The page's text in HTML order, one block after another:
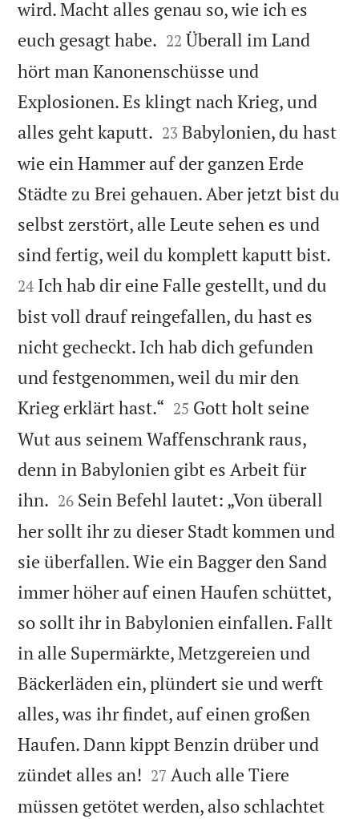
wird. Macht alles genau so, wie ich es
euch gesagt habe. 

22 Überall im Land
hört man Kanonenschüsse und
Explosionen. Es klingt nach Krieg, und
alles geht kaputt. 

23 Babylonien, du hast
wie ein Hammer auf der ganzen Erde
Städte zu Brei gehauen. Aber jetzt bist du
selbst zerstört, alle Leute sehen es und
sind fertig, weil du komplett kaputt bist.
24 Ich hab dir eine Falle gestellt, und du
bist voll drauf reingefallen, du hast es
nicht gecheckt. Ich hab dich gefunden
und festgenommen, weil du mir den
Krieg erklärt hast.“ 

25 Gott holt seine
Wut aus seinem Waffenschrank raus,
denn in Babylonien gibt es Arbeit für
ihn. 

26 Sein Befehl lautet: „Von überall
her sollt ihr zu dieser Stadt kommen und
sie überfallen. Wie ein Bagger den Sand
immer höher auf einen Haufen schüttet,
so sollt ihr in Babylonien einfallen. Fallt
in alle Supermärkte, Metzgereien und
Bäckerläden ein, plündert sie und werft
alles, was ihr findet, auf einen großen
Haufen. Dann kippt Benzin drüber und
zündet alles an! 

27 Auch alle Tiere
müssen getötet werden, also schlachtet